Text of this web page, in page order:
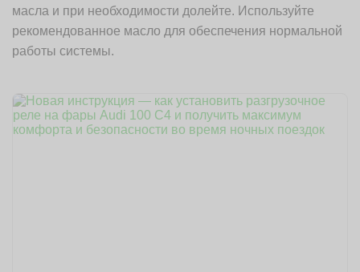
масла и при необходимости долейте. Используйте
рекомендованное масло для обеспечения нормальной
работы системы.